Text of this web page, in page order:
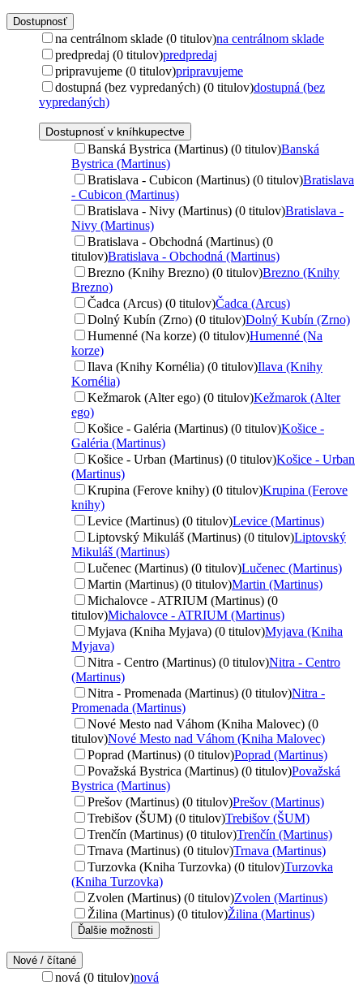
Dostupnosť
na centrálnom sklade (0 titulov)na centrálnom sklade
predpredaj (0 titulov)predpredaj
pripravujeme (0 titulov)pripravujeme
dostupná (bez vypredaných) (0 titulov)dostupná (bez
vypredaných)
Dostupnosť v kníhkupectve
Banská Bystrica (Martinus) (0 titulov)Banská
Bystrica (Martinus)
Bratislava - Cubicon (Martinus) (0 titulov)Bratislava
- Cubicon (Martinus)
Bratislava - Nivy (Martinus) (0 titulov)Bratislava -
Nivy (Martinus)
Bratislava - Obchodná (Martinus) (0
titulov)Bratislava - Obchodná (Martinus)
Brezno (Knihy Brezno) (0 titulov)Brezno (Knihy
Brezno)
Čadca (Arcus) (0 titulov)Čadca (Arcus)
Dolný Kubín (Zrno) (0 titulov)Dolný Kubín (Zrno)
Humenné (Na korze) (0 titulov)Humenné (Na
korze)
Ilava (Knihy Kornélia) (0 titulov)Ilava (Knihy
Kornélia)
Kežmarok (Alter ego) (0 titulov)Kežmarok (Alter
ego)
Košice - Galéria (Martinus) (0 titulov)Košice -
Galéria (Martinus)
Košice - Urban (Martinus) (0 titulov)Košice - Urban
(Martinus)
Krupina (Ferove knihy) (0 titulov)Krupina (Ferove
knihy)
Levice (Martinus) (0 titulov)Levice (Martinus)
Liptovský Mikuláš (Martinus) (0 titulov)Liptovský
Mikuláš (Martinus)
Lučenec (Martinus) (0 titulov)Lučenec (Martinus)
Martin (Martinus) (0 titulov)Martin (Martinus)
Michalovce - ATRIUM (Martinus) (0
titulov)Michalovce - ATRIUM (Martinus)
Myjava (Kniha Myjava) (0 titulov)Myjava (Kniha
Myjava)
Nitra - Centro (Martinus) (0 titulov)Nitra - Centro
(Martinus)
Nitra - Promenada (Martinus) (0 titulov)Nitra -
Promenada (Martinus)
Nové Mesto nad Váhom (Kniha Malovec) (0
titulov)Nové Mesto nad Váhom (Kniha Malovec)
Poprad (Martinus) (0 titulov)Poprad (Martinus)
Považská Bystrica (Martinus) (0 titulov)Považská
Bystrica (Martinus)
Prešov (Martinus) (0 titulov)Prešov (Martinus)
Trebišov (ŠUM) (0 titulov)Trebišov (ŠUM)
Trenčín (Martinus) (0 titulov)Trenčín (Martinus)
Trnava (Martinus) (0 titulov)Trnava (Martinus)
Turzovka (Kniha Turzovka) (0 titulov)Turzovka
(Kniha Turzovka)
Zvolen (Martinus) (0 titulov)Zvolen (Martinus)
Žilina (Martinus) (0 titulov)Žilina (Martinus)
Ďalšie možnosti
Nové / čítané
nová (0 titulov)nová